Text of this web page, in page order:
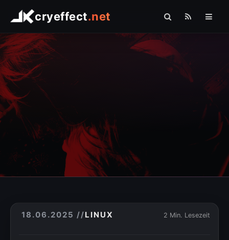
cryeffect.net
18.06.2025 //LINUX 2 Min. Lesezeit
Startseite
Shop
Arduino
Linux
Raspberry Pi
Logo Comfort
Fotografie
» PHP